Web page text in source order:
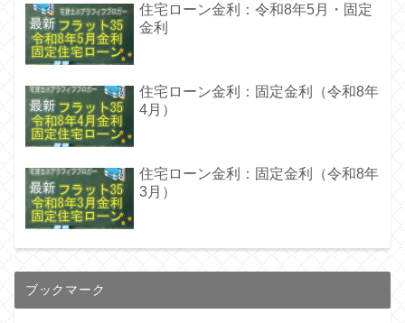
住宅ローン金利：令和8年5月・固定
金利
住宅ローン金利：固定金利（令和8年
4月）
住宅ローン金利：固定金利（令和8年
3月）
ブックマーク